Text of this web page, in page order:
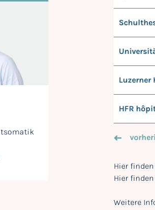
Luzerner
HFR
Hier
Hier
Weitere